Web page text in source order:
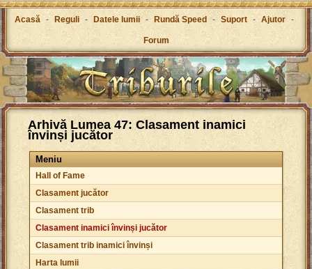
Acasă - Reguli - Datele lumii - Rundă Speed - Suport - Ajutor -
Forum
Arhivă Lumea 47: Clasament inamici
învinși jucător
Meniu
Hall of Fame
Clasament jucător
Clasament trib
Clasament inamici învinși jucător
Clasament trib inamici învinși
Harta lumii